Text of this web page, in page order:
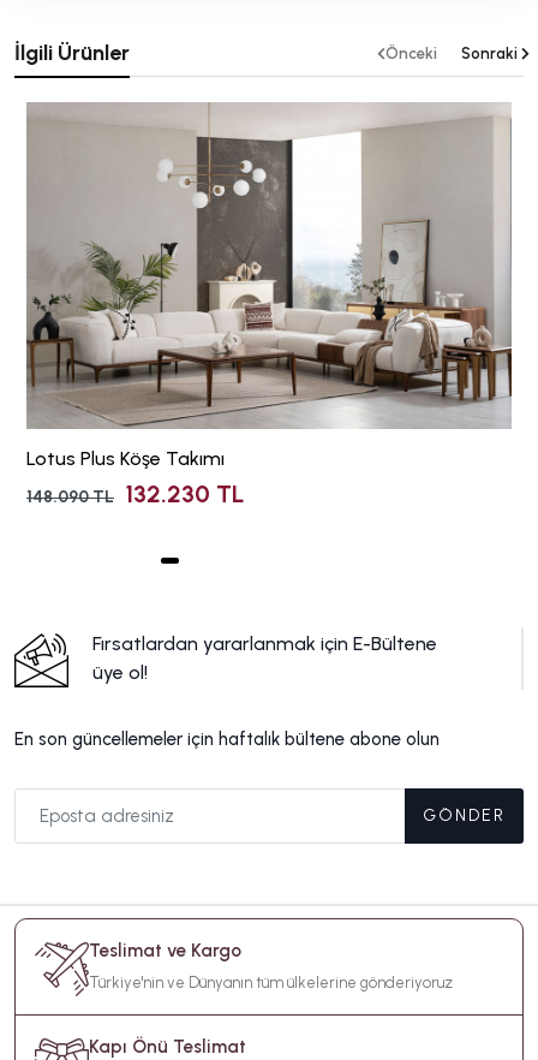
İlgili Ürünler
Lotus Plus Köşe Takımı
148.090 TL 132.230 TL
Önceki Sonraki
Fırsatlardan yararlanmak için E-Bültene
üye ol!
En son güncellemeler için haftalık bültene abone olun
GÖNDER
Teslimat ve Kargo
Türkiye'nin ve Dünyanın tüm ülkelerine gönderiyoruz
Kapı Önü Teslimat